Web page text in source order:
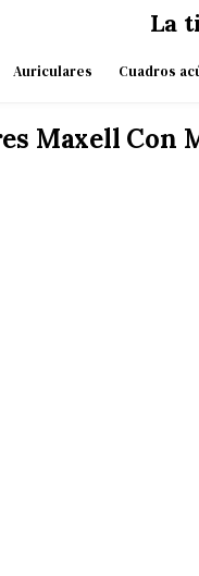
La
Auriculares Cuadros
Maxell Con